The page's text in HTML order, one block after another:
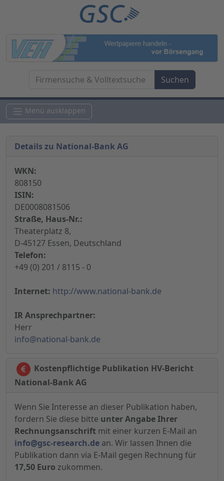
Menü ausklappen
Details zu National-Bank AG
WKN:
808150
ISIN:
DE0008081506
Straße, Haus-Nr.:
Theaterplatz 8,
D-45127 Essen, Deutschland
Telefon:
+49 (0) 201 / 8115 - 0
Internet: http://www.national-bank.de
IR Ansprechpartner:
Herr
info@national-bank.de
Kostenpflichtige Publikation HV-Bericht
National-Bank AG
Wenn Sie Interesse an dieser Publikation haben,
fordern Sie diese bitte unter Angabe Ihrer
Rechnungsanschrift mit einer kurzen E-Mail an
info@gsc-research.de an. Wir lassen Ihnen die
Publikation dann via E-Mail gegen Rechnung für
17,50 Euro zukommen.